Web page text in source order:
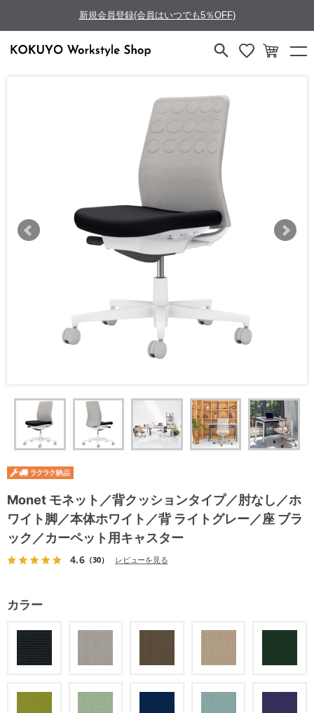
新規会員登録(会員はいつでも5％OFF)
Monet モネット／背クッションタイプ／肘なし／ホ
ワイト脚／本体ホワイト／背 ライトグレー／座 ブラ
ック／カーペット用キャスター
4.6（30） レビューを見る
カラー